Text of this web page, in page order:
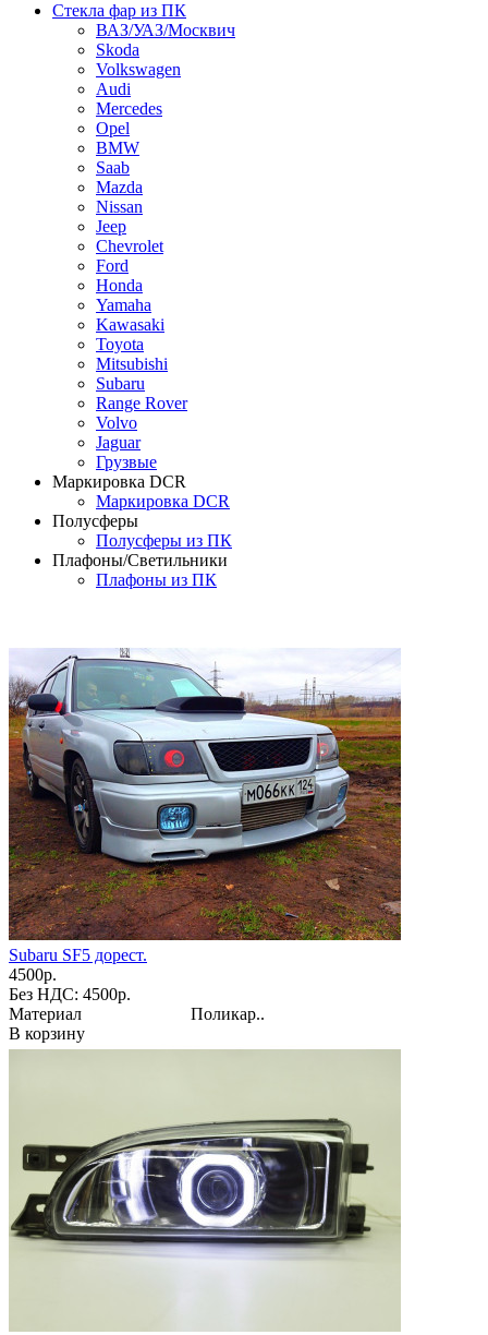
Стекла фар из ПК
ВАЗ/УАЗ/Москвич
Skoda
Volkswagen
Audi
Mercedes
Opel
BMW
Saab
Mazda
Nissan
Jeep
Chevrolet
Ford
Honda
Yamaha
Kawasaki
Toyota
Mitsubishi
Subaru
Range Rover
Volvo
Jaguar
Грузвые
Маркировка DCR
Маркировка DCR
Полусферы
Полусферы из ПК
Плафоны/Светильники
Плафоны из ПК
Subaru SF5 дорест.
4500р.
Без НДС: 4500р.
Материал Поликар..
В корзину